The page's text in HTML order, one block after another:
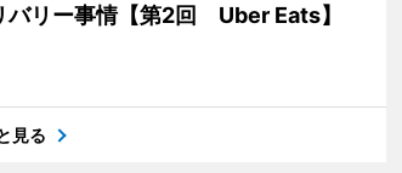
バリー事情【第2回 Uber Eats】
見る